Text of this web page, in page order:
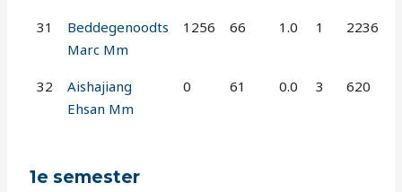
31
Beddegenoodts
Marc Mm
1256 66 1.0 1 2236
32
Aishajiang
Ehsan Mm
0 61 0.0 3 620
1e semester